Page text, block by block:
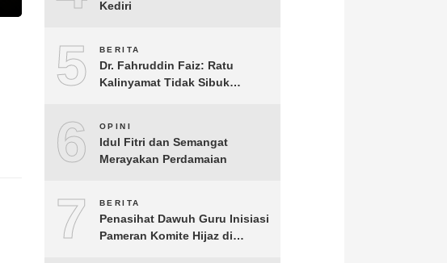
Kediri
5 BERITA
Dr. Fahruddin Faiz: Ratu
Kalinyamat Tidak Sibuk
Perekonomian Rakyatnya
6 OPINI
Idul Fitri dan Semangat
Merayakan Perdamaian
7 BERITA
Penasihat Dawuh Guru Inisiasi
Pameran Komite Hijaz di